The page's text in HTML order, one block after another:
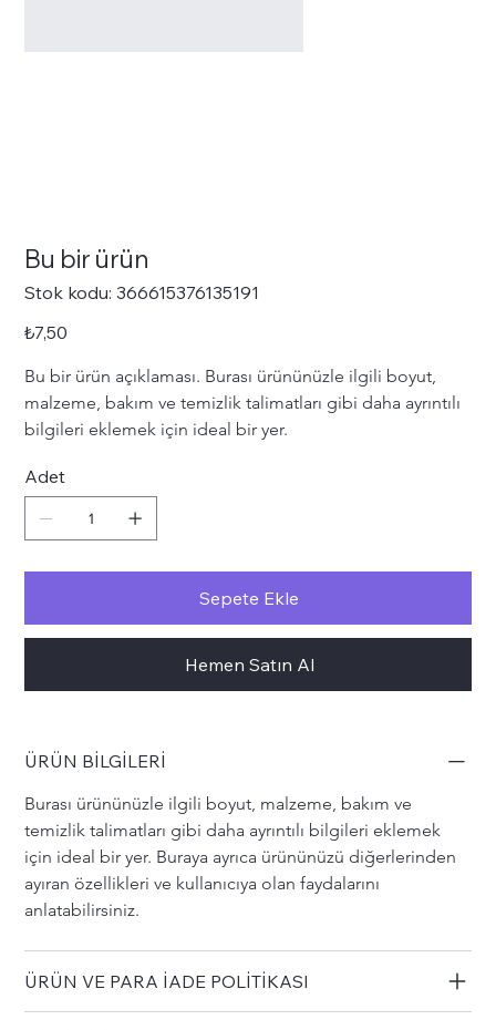
Bu bir ürün
Stok kodu: Stok
kodu:
366615376135191
Fiyat
₺7,50
Bu bir ürün açıklaması. Burası ürününüzle ilgili boyut,
malzeme, bakım ve temizlik talimatları gibi daha ayrıntılı
bilgileri eklemek için ideal bir yer.
Adet
Sepete Ekle
Hemen Satın Al
ÜRÜN BİLGİLERİ
Burası ürününüzle ilgili boyut, malzeme, bakım ve
temizlik talimatları gibi daha ayrıntılı bilgileri eklemek
için ideal bir yer. Buraya ayrıca ürününüzü diğerlerinden
ayıran özellikleri ve kullanıcıya olan faydalarını
anlatabilirsiniz.
ÜRÜN VE PARA İADE POLİTİKASI